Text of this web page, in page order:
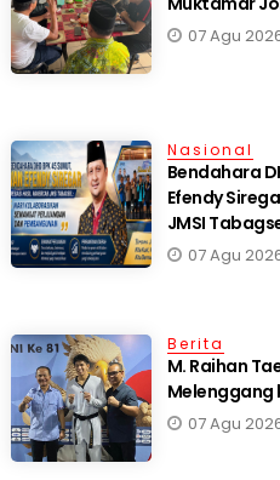
07 Agu
Nasional
Bendahara
Efendy
JMSI
Semangat
07 Agu
Berita
M. Raihan
Melenggang
07 Agu